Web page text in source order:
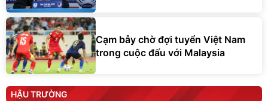
Cạm bẫy chờ đợi tuyển Việt Nam
trong cuộc đấu với Malaysia
HẬU TRƯỜNG